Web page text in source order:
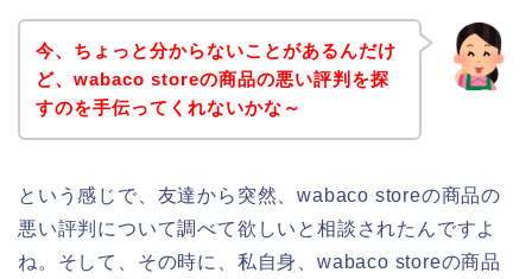
今、ちょっと分からないことがあるんだけ
ど、wabaco storeの商品の悪い評判を探
すのを手伝ってくれないかな～
という感じで、友達から突然、wabaco storeの商品の
悪い評判について調べて欲しいと相談されたんですよ
ね。そして、その時に、私自身、wabaco storeの商品